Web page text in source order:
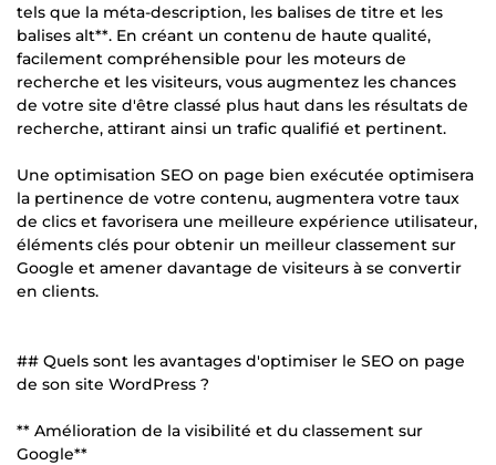
tels que la méta-description, les balises de titre et les
balises alt**. En créant un contenu de haute qualité,
facilement compréhensible pour les moteurs de
recherche et les visiteurs, vous augmentez les chances
de votre site d'être classé plus haut dans les résultats de
recherche, attirant ainsi un trafic qualifié et pertinent.
Une optimisation SEO on page bien exécutée optimisera
la pertinence de votre contenu, augmentera votre taux
de clics et favorisera une meilleure expérience utilisateur,
éléments clés pour obtenir un meilleur classement sur
Google et amener davantage de visiteurs à se convertir
en clients.
## Quels sont les avantages d'optimiser le SEO on page
de son site WordPress ?
** Amélioration de la visibilité et du classement sur
Google**